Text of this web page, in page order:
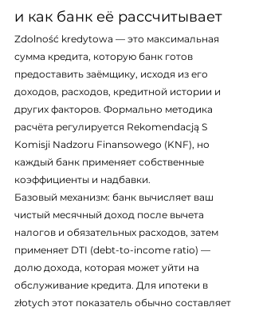
и как банк её рассчитывает
Zdolność kredytowa — это максимальная
сумма кредита, которую банк готов
предоставить заёмщику, исходя из его
доходов, расходов, кредитной истории и
других факторов. Формально методика
расчёта регулируется Rekomendacją S
Komisji Nadzoru Finansowego (KNF), но
каждый банк применяет собственные
коэффициенты и надбавки.
Базовый механизм: банк вычисляет ваш
чистый месячный доход после вычета
налогов и обязательных расходов, затем
применяет DTI (debt-to-income ratio) —
долю дохода, которая может уйти на
обслуживание кредита. Для ипотеки в
złotych этот показатель обычно составляет